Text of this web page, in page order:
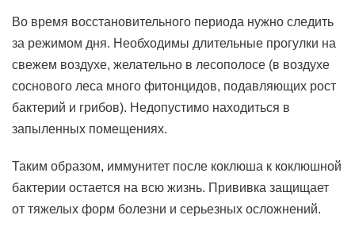
Во время восстановительного периода нужно следить
за режимом дня. Необходимы длительные прогулки на
свежем воздухе, желательно в лесополосе (в воздухе
соснового леса много фитонцидов, подавляющих рост
бактерий и грибов). Недопустимо находиться в
запыленных помещениях.
Таким образом, иммунитет после коклюша к коклюшной
бактерии остается на всю жизнь. Прививка защищает
от тяжелых форм болезни и серьезных осложнений.